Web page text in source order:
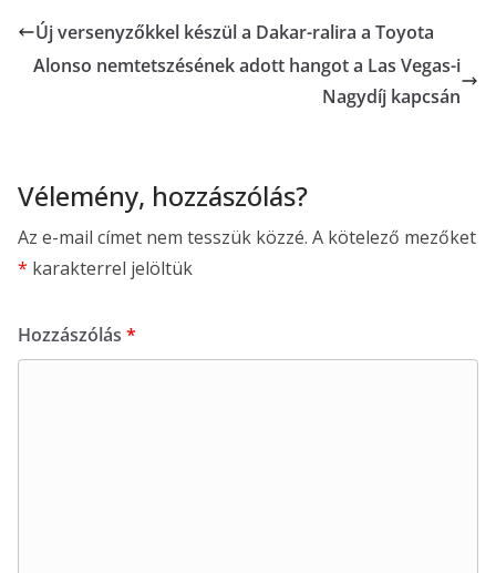
Új versenyzőkkel készül a Dakar-ralira a Toyota
Alonso nemtetszésének adott hangot a Las Vegas-i
Nagydíj kapcsán
Vélemény, hozzászólás?
Az e-mail címet nem tesszük közzé. A kötelező mezőket
* karakterrel jelöltük
Hozzászólás *